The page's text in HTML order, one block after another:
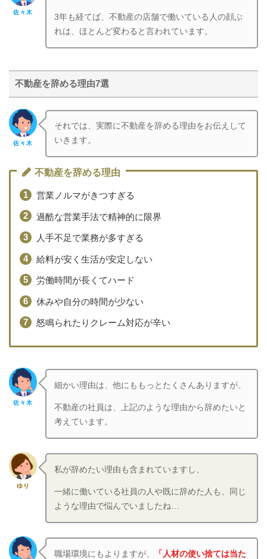
佐々木
3年も経てば、不動産の店舗で働いている人の顔ぶ
れは、ほとんど変わると言われています。
不動産を辞める理由7選
佐々木
それでは、実際に不動産を辞める理由をお伝えして
いきます。
不動産を辞める理由
営業ノルマがきつすぎる
過酷な営業手法で精神的に限界
人手不足で業務が多すぎる
給料が安く生活が安定しない
労働時間が長くてハード
休みや自分の時間が少ない
怒鳴られたりクレーム対応が辛い
佐々木
細かい理由は、他にももっとたくさんありますが、
不動産の社員は、上記のような理由から辞めたいと
考えています。
ゆり
私が辞めたい理由も含まれていますし、
一緒に働いている社員の人や既に辞めた人も、同じ
ような理由で悩んでいましたね…
職場環境にもよりますが、
「人材の使い捨ては当た